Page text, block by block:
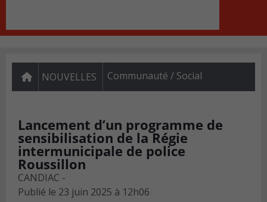
NOUVELLES Communauté / Social
Lancement d’un programme de
sensibilisation de la Régie
intermunicipale de police
Roussillon
CANDIAC -
Publié le 23 juin 2025 à 12h06